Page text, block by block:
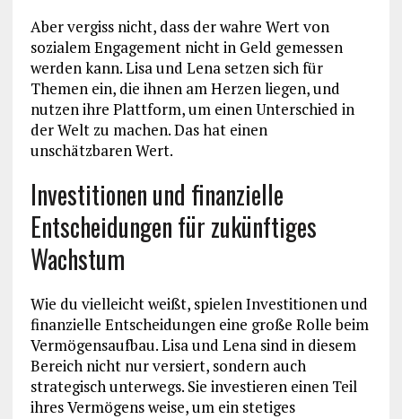
Aber vergiss nicht, dass der wahre Wert von
sozialem Engagement nicht in Geld gemessen
werden kann. Lisa und Lena setzen sich für
Themen ein, die ihnen am Herzen liegen, und
nutzen ihre Plattform, um einen Unterschied in
der Welt zu machen. Das hat einen
unschätzbaren Wert.
Investitionen und finanzielle
Entscheidungen für zukünftiges
Wachstum
Wie du vielleicht weißt, spielen Investitionen und
finanzielle Entscheidungen eine große Rolle beim
Vermögensaufbau. Lisa und Lena sind in diesem
Bereich nicht nur versiert, sondern auch
strategisch unterwegs. Sie investieren einen Teil
ihres Vermögens weise, um ein stetiges